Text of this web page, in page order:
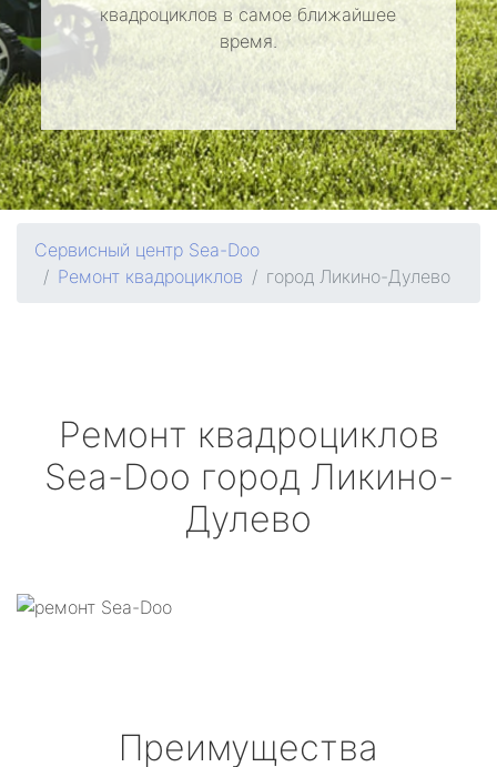
квадроциклов в самое ближайшее
время.
Сервисный центр Sea-Doo
Ремонт квадроциклов
город Ликино-Дулево
Ремонт квадроциклов
Sea-Doo город Ликино-
Дулево
Преимущества